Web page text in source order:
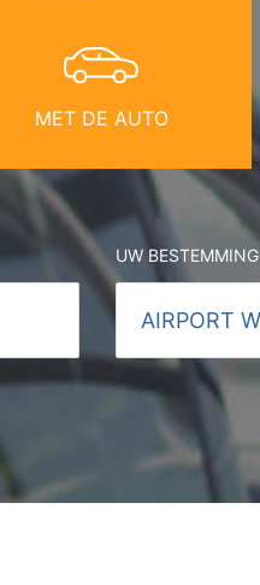
MET DE AUTO
UW BESTEMMING